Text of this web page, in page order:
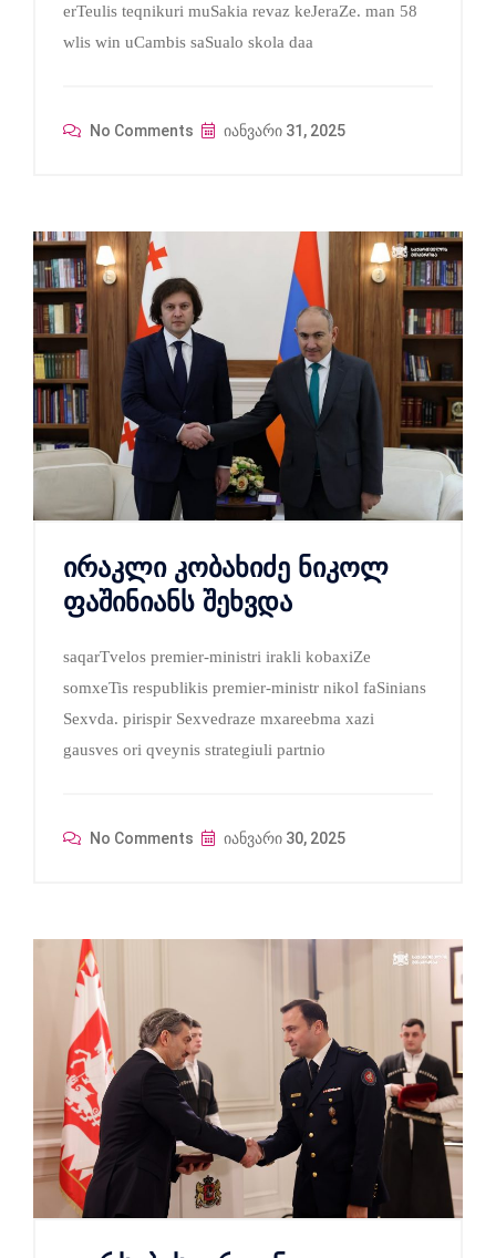
erTeulis teqnikuri muSakia revaz keJeraZe. man 58
wlis win uCambis saSualo skola daa
No Comments იანვარი 31, 2025
ირაკლი კობახიძე ნიკოლ
ფაშინიანს შეხვდა
saqarTvelos premier-ministri irakli kobaxiZe
somxeTis respublikis premier-ministr nikol faSinians
Sexvda. pirispir Sexvedraze mxareebma xazi
gausves ori qveynis strategiuli partnio
No Comments იანვარი 30, 2025